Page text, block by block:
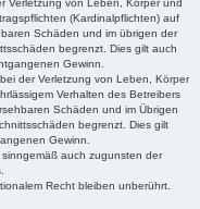
Verletzung von Leben, Körper und
(Kardinalpflichten) auf
Schäden und im übrigen der
begrenzt. Dies gilt auch
Gewinn.
der Verletzung von Leben, Körper
Verhalten des Betreibers
Schäden und im Übrigen
begrenzt. Dies gilt
Gewinn.
auch zugunsten der
Recht bleiben unberührt.